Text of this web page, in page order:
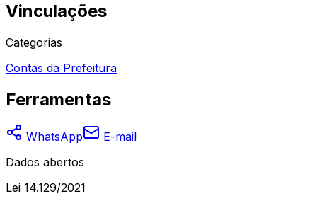
Vinculações
Categorias
Contas da Prefeitura
Ferramentas
WhatsApp
E-mail
Dados abertos
Lei 14.129/2021